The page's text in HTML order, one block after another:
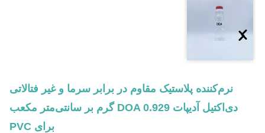
نرم‌کننده پلاستیک مقاوم در برابر سرما و غیر فتالاتی
دی‌اکتیل آدیپات DOA 0.929 گرم بر سانتی‌متر مکعب
برای PVC